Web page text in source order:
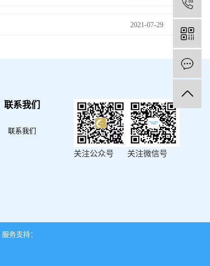
2021-07-29
联系我们
联系我们
关注公众号 关注微信号
服务支持：